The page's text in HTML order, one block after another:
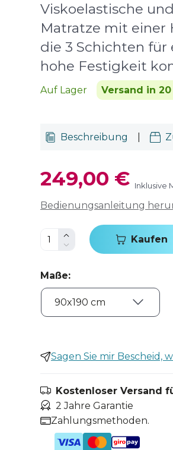
Viskoelastische
Matratze mit einer
die 3 Schichten
hohe Festigkeit
Auf Lager Versand in
Beschreibung
249,00 € Inklusive
Bedienungsanleitung
Kaufen
Maße:
Sagen Sie mir Bescheid,
Kostenloser Versand
2 Jahre Garantie
Zahlungsmethoden.